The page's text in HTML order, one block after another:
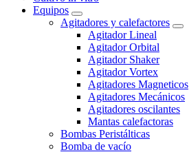
Equipos
Agitadores y calefactores
Agitador Lineal
Agitador Orbital
Agitador Shaker
Agitador Vortex
Agitadores Magneticos
Agitadores Mecánicos
Agitadores oscilantes
Mantas calefactoras
Bombas Peristálticas
Bomba de vacío